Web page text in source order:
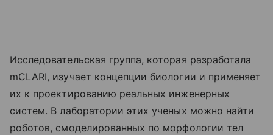
Исследовательская группа, которая разработала
mCLARI, изучает концепции биологии и применяет
их к проектированию реальных инженерных
систем. В лаборатории этих ученых можно найти
роботов, смоделированных по морфологии тел